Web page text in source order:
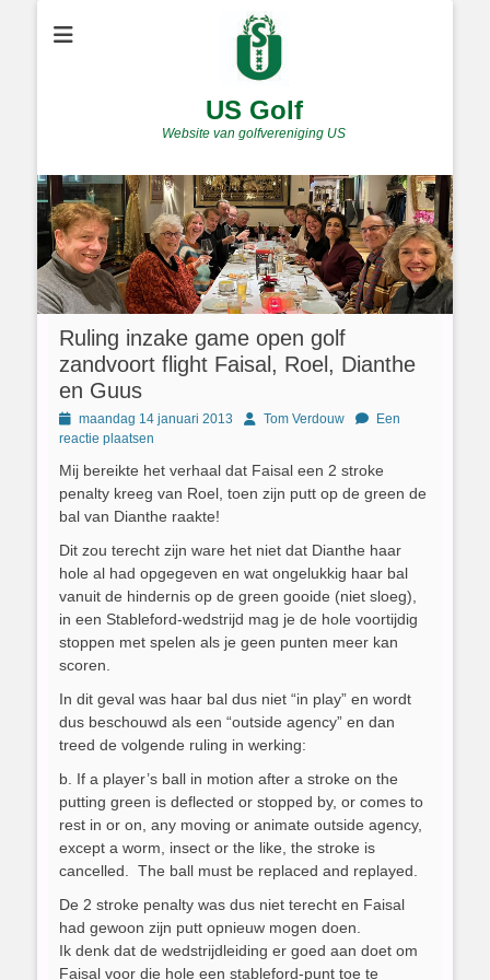
US Golf
Website van golfvereniging US
Ruling inzake game open golf
zandvoort flight Faisal, Roel, Dianthe
en Guus
Geplaatst
op
maandag 14 januari 2013 AuthorTom Verdouw
Een
reactie plaatsen
Mij bereikte het verhaal dat Faisal een 2 stroke
penalty kreeg van Roel, toen zijn putt op de green de
bal van Dianthe raakte!
Dit zou terecht zijn ware het niet dat Dianthe haar
hole al had opgegeven en wat ongelukkig haar bal
vanuit de hindernis op de green gooide (niet sloeg),
in een Stableford-wedstrijd mag je de hole voortijdig
stoppen met spelen als je geen punten meer kan
scoren.
In dit geval was haar bal dus niet “in play” en wordt
dus beschouwd als een “outside agency” en dan
treed de volgende ruling in werking:
b. If a player’s ball in motion after a stroke on the
putting green is deflected or stopped by, or comes to
rest in or on, any moving or animate outside agency,
except a worm, insect or the like, the stroke is
cancelled. The ball must be replaced and replayed.
De 2 stroke penalty was dus niet terecht en Faisal
had gewoon zijn putt opnieuw mogen doen.
Ik denk dat de wedstrijdleiding er goed aan doet om
Faisal voor die hole een stableford-punt toe te